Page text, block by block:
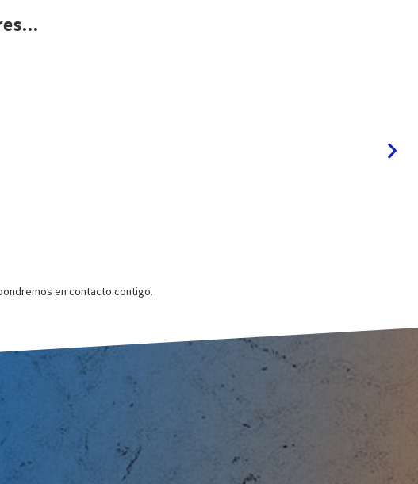
en contacto contigo.